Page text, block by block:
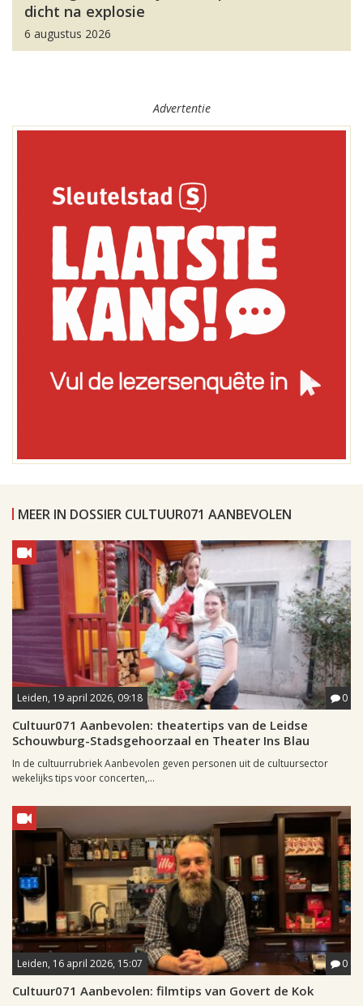
dicht na explosie
6 augustus 2026
Advertentie
MEER IN DOSSIER CULTUUR071 AANBEVOLEN
Leiden, 19 april 2026, 09:18 0
Cultuur071 Aanbevolen: theatertips van de Leidse
Schouwburg-Stadsgehoorzaal en Theater Ins Blau
In de cultuurrubriek Aanbevolen geven personen uit de cultuursector
wekelijks tips voor concerten,...
Leiden, 16 april 2026, 15:07 0
Cultuur071 Aanbevolen: filmtips van Govert de Kok